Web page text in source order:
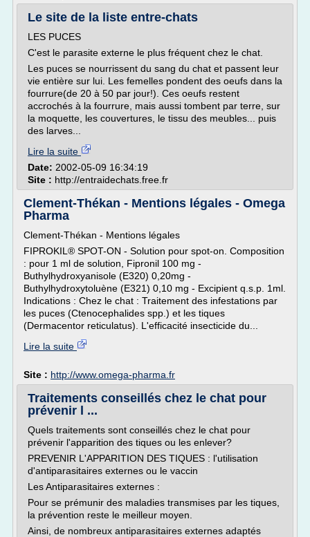
Le site de la liste entre-chats
LES PUCES
C'est le parasite externe le plus fréquent chez le chat.
Les puces se nourrissent du sang du chat et passent leur
vie entière sur lui. Les femelles pondent des oeufs dans la
fourrure(de 20 à 50 par jour!). Ces oeufs restent
accrochés à la fourrure, mais aussi tombent par terre, sur
la moquette, les couvertures, le tissu des meubles... puis
des larves...
Lire la suite
Date: 2002-05-09 16:34:19
Site : http://entraidechats.free.fr
Clement-Thékan - Mentions légales - Omega
Pharma
Clement-Thékan - Mentions légales
FIPROKIL® SPOT-ON - Solution pour spot-on. Composition
: pour 1 ml de solution, Fipronil 100 mg -
Buthylhydroxyanisole (E320) 0,20mg -
Buthylhydroxytoluène (E321) 0,10 mg - Excipient q.s.p. 1ml.
Indications : Chez le chat : Traitement des infestations par
les puces (Ctenocephalides spp.) et les tiques
(Dermacentor reticulatus). L'efficacité insecticide du...
Lire la suite
Site : http://www.omega-pharma.fr
Traitements conseillés chez le chat pour
prévenir l ...
Quels traitements sont conseillés chez le chat pour
prévenir l'apparition des tiques ou les enlever?
PREVENIR L'APPARITION DES TIQUES : l'utilisation
d'antiparasitaires externes ou le vaccin
Les Antiparasitaires externes :
Pour se prémunir des maladies transmises par les tiques,
la prévention reste le meilleur moyen.
Ainsi, de nombreux antiparasitaires externes adaptés